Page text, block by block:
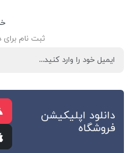
ثبت نام برای
دانلود اپلیکیشن
فروشگاه